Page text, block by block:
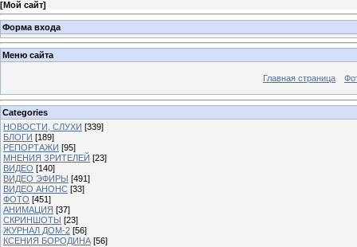
[Мой сайт]
Форма входа
Меню сайта
Главная страница
Categories
НОВОСТИ, СЛУХИ [339]
БЛОГИ [189]
РЕПОРТАЖИ [95]
МНЕНИЯ ЗРИТЕЛЕЙ [23]
ВИДЕО [140]
ВИДЕО ЭФИРЫ [491]
ВИДЕО АНОНС [33]
ФОТО [451]
АНИМАЦИЯ [37]
СКРИНШОТЫ [23]
ЖУРНАЛ ДОМ-2 [56]
КСЕНИЯ БОРОДИНА [56]